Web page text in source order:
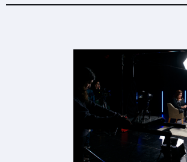
NOVEDADES DE LOS MIEMBROS